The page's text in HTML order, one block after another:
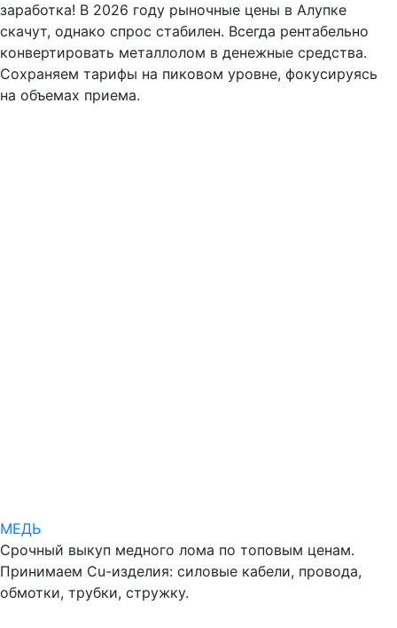
заработка! В 2026 году рыночные цены в Алупке
скачут, однако спрос стабилен. Всегда рентабельно
конвертировать металлолом в денежные средства.
Сохраняем тарифы на пиковом уровне, фокусируясь
на объемах приема.
МЕДЬ
Срочный выкуп медного лома по топовым ценам.
Принимаем Cu-изделия: силовые кабели, провода,
обмотки, трубки, стружку.